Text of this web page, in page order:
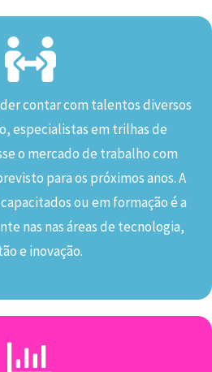
contar com talentos diversos
especialistas em trilhas de
o mercado de trabalho com
para os próximos anos. A
ou em formação é a
nas nas áreas de tecnologia,
e inovação.